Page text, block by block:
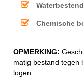
Chemische
OPMERKING:
matig bestand tegen
logen.